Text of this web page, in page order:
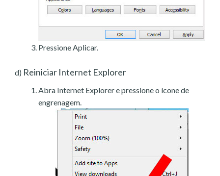
Pressione Aplicar.
d) Reiniciar Internet Explorer
Abra Internet Explorer e pressione o ícone de
engrenagem.